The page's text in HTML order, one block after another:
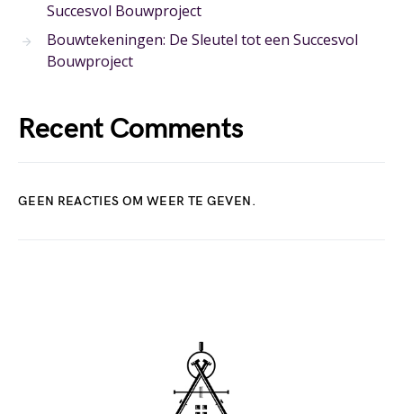
Succesvol Bouwproject
Bouwtekeningen: De Sleutel tot een Succesvol
Bouwproject
Recent Comments
GEEN REACTIES OM WEER TE GEVEN.